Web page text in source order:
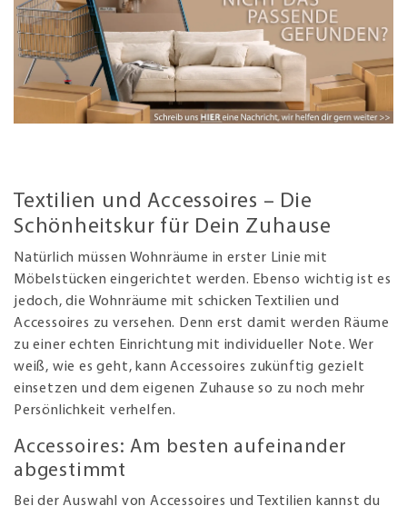
Textilien und Accessoires – Die
Schönheitskur für Dein Zuhause
Natürlich müssen Wohnräume in erster Linie mit
Möbelstücken eingerichtet werden. Ebenso wichtig ist es
jedoch, die Wohnräume mit schicken Textilien und
Accessoires zu versehen. Denn erst damit werden Räume
zu einer echten Einrichtung mit individueller Note. Wer
weiß, wie es geht, kann Accessoires zukünftig gezielt
einsetzen und dem eigenen Zuhause so zu noch mehr
Persönlichkeit verhelfen.
Accessoires: Am besten aufeinander
abgestimmt
Bei der Auswahl von Accessoires und Textilien kannst du